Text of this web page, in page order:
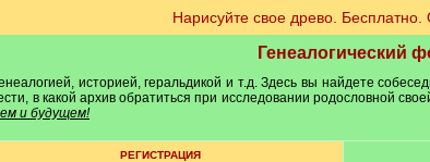
Нарисуйте свое древо. Бесплатно.
Генеалогический
историей, геральдикой и т.д. Здесь вы найдете
в какой архив обратиться при исследовании родословной
и будущем!
РЕГИСТРАЦИЯ